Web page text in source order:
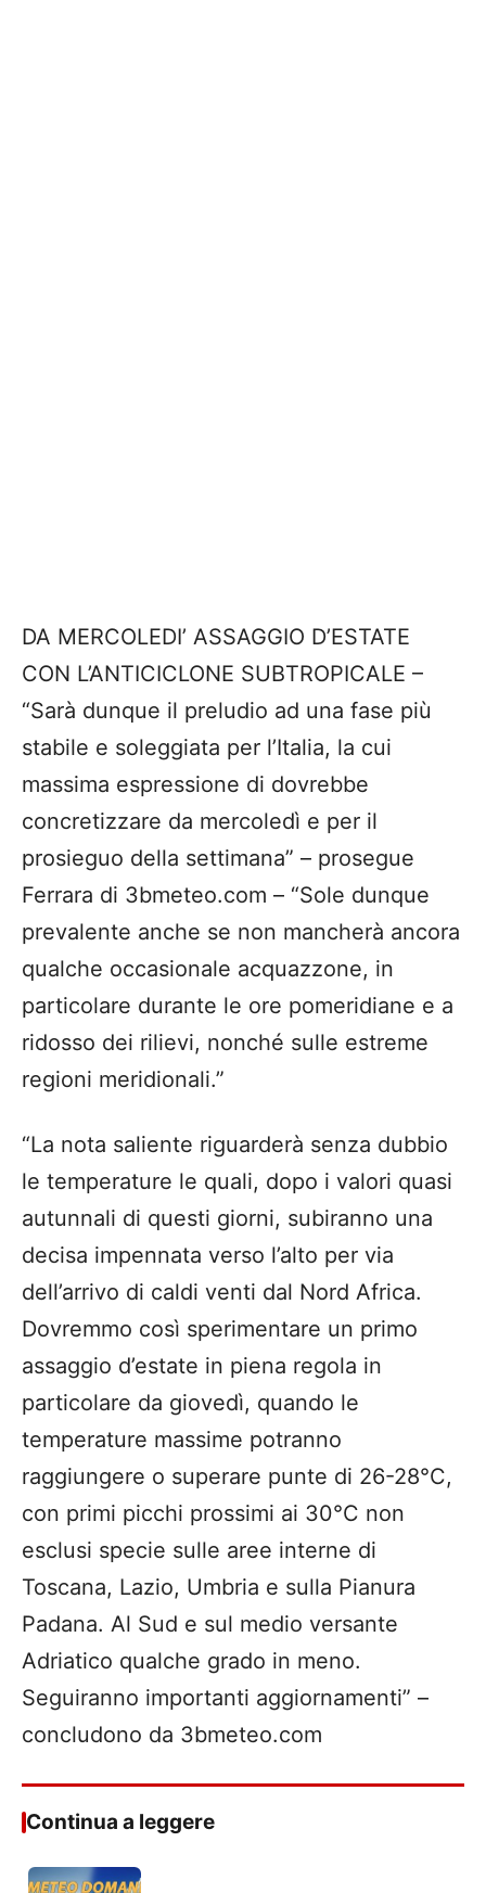
DA MERCOLEDI’ ASSAGGIO D’ESTATE
CON L’ANTICICLONE SUBTROPICALE –
“Sarà dunque il preludio ad una fase più
stabile e soleggiata per l’Italia, la cui
massima espressione di dovrebbe
concretizzare da mercoledì e per il
prosieguo della settimana” – prosegue
Ferrara di 3bmeteo.com – “Sole dunque
prevalente anche se non mancherà ancora
qualche occasionale acquazzone, in
particolare durante le ore pomeridiane e a
ridosso dei rilievi, nonché sulle estreme
regioni meridionali.”
“La nota saliente riguarderà senza dubbio
le temperature le quali, dopo i valori quasi
autunnali di questi giorni, subiranno una
decisa impennata verso l’alto per via
dell’arrivo di caldi venti dal Nord Africa.
Dovremmo così sperimentare un primo
assaggio d’estate in piena regola in
particolare da giovedì, quando le
temperature massime potranno
raggiungere o superare punte di 26-28°C,
con primi picchi prossimi ai 30°C non
esclusi specie sulle aree interne di
Toscana, Lazio, Umbria e sulla Pianura
Padana. Al Sud e sul medio versante
Adriatico qualche grado in meno.
Seguiranno importanti aggiornamenti” –
concludono da 3bmeteo.com
Continua a leggere